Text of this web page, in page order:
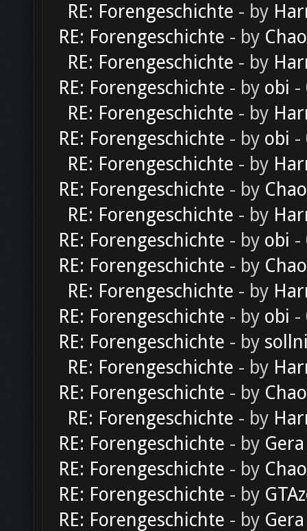
RE: Forengeschichte - by
RE: Forengeschichte - by
RE: Forengeschichte - by
RE: Forengeschichte - by obi -
RE: Forengeschichte - by
RE: Forengeschichte - by obi -
RE: Forengeschichte - by
RE: Forengeschichte - by
RE: Forengeschichte - by
RE: Forengeschichte - by obi -
RE: Forengeschichte - by
RE: Forengeschichte - by
RE: Forengeschichte - by obi -
RE: Forengeschichte - by
RE: Forengeschichte - by
RE: Forengeschichte - by
RE: Forengeschichte - by
RE: Forengeschichte - by Gera
RE: Forengeschichte - by
RE: Forengeschichte - by
RE: Forengeschichte - by Gera